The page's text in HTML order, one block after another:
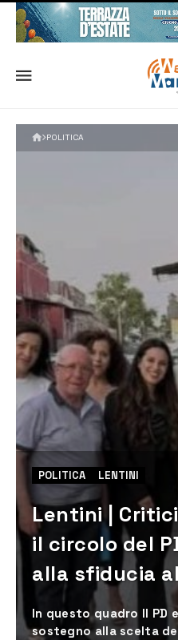
POLITICA
POLITICA LENTINI
Lentini |
il circolo del
alla sfiducia
In questo quadro Il PD
sostegno alla scelta